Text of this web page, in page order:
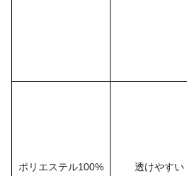
ポリエステル100% 透けやすい